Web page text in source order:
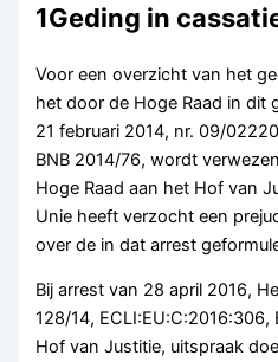
1Geding in
Voor een overzicht van het
het door de Hoge Raad in dit
21 februari 2014, nr. 09/
BNB 2014/76, wordt
Hoge Raad aan het Hof van
Unie heeft verzocht een
over de in dat arrest
Bij arrest van 28 april 2016,
128/14,
Hof van Justitie, uitspraak